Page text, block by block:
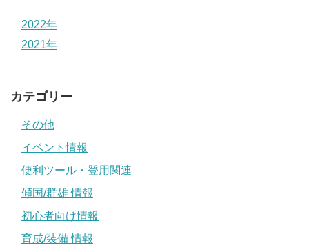
2022年
2021年
カテゴリー
その他
イベント情報
便利ツール・登用関連
傾国/群雄 情報
初心者向け情報
育成/装備 情報